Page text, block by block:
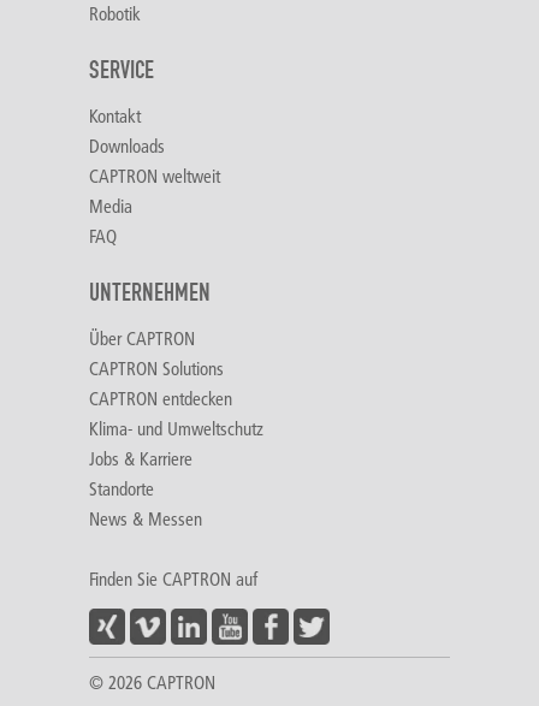
Robotik
SERVICE
Kontakt
Downloads
CAPTRON weltweit
Media
FAQ
UNTERNEHMEN
Über CAPTRON
CAPTRON Solutions
CAPTRON entdecken
Klima- und Umweltschutz
Jobs & Karriere
Standorte
News & Messen
Finden Sie CAPTRON auf
© 2026 CAPTRON